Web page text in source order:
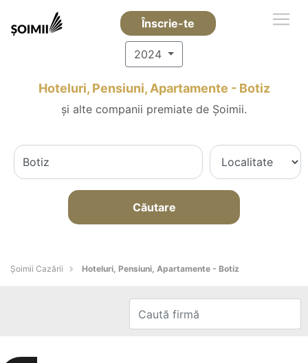
Înscrie-te
2024
Hoteluri, Pensiuni, Apartamente - Botiz
și alte companii premiate de Șoimii.
Căutare
Șoimii Cazării Hoteluri, Pensiuni, Apartamente - Botiz